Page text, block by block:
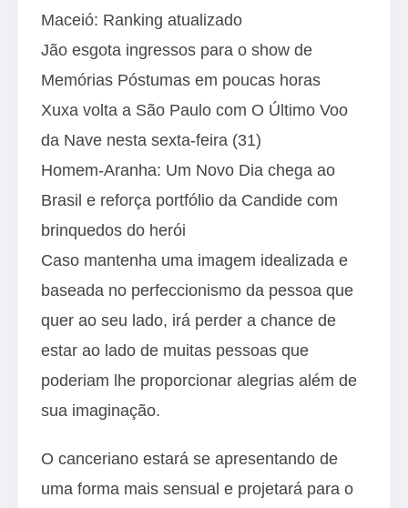
Maceió: Ranking atualizado
Jão esgota ingressos para o show de
Memórias Póstumas em poucas horas
Xuxa volta a São Paulo com O Último Voo
da Nave nesta sexta-feira (31)
Homem-Aranha: Um Novo Dia chega ao
Brasil e reforça portfólio da Candide com
brinquedos do herói
Caso mantenha uma imagem idealizada e
baseada no perfeccionismo da pessoa que
quer ao seu lado, irá perder a chance de
estar ao lado de muitas pessoas que
poderiam lhe proporcionar alegrias além de
sua imaginação.
O canceriano estará se apresentando de
uma forma mais sensual e projetará para o